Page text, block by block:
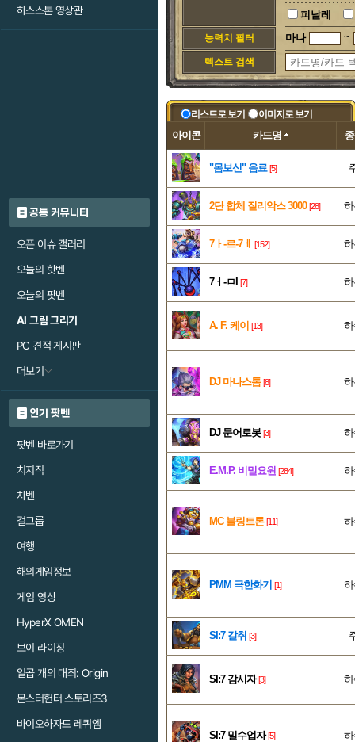
하스스톤 영상관
공통 커뮤니티
오픈 이슈 갤러리
오늘의 핫벤
오늘의 팟벤
AI 그림 그리기
PC 견적 게시판
더보기
인기 팟벤
팟벤 바로가기
치지직
차벤
걸그룹
여행
해외게임정보
게임 영상
HyperX OMEN
브이 라이징
일곱 개의 대죄: Origin
몬스터헌터 스토리즈3
바이오하자드 레퀴엠
피날레
능력치 필터 마나 ~
텍스트 검색
리스트로 보기 이미지로 보기
아이콘 카드명
"몸보신" 음료 [5]
2단 합체 질리악스 3000 [28]
7ㅏ-르-7ㅔ [152]
7ㅓ-ㅁI [7]
A. F. 케이 [13]
DJ 마나스톰 [8]
DJ 문어로봇 [3]
E.M.P. 비밀요원 [284]
MC 블링트론 [11]
PMM 극한화기 [1]
SI:7 갈취 [3]
SI:7 감시자 [3]
SI:7 밀수업자 [5]